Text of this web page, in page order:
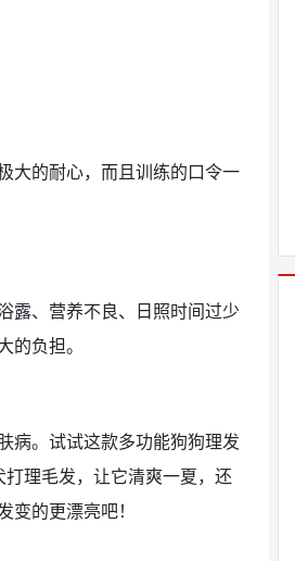
大的耐心，而且训练的口令一
露、营养不良、日照时间过少
的负担。
病。试试这款多功能狗狗理发
理毛发，让它清爽一夏，还
变的更漂亮吧！